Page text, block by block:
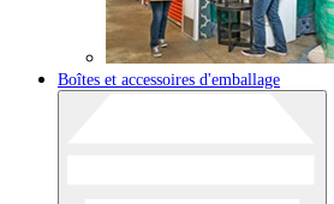
Boîtes et accessoires d'emballage